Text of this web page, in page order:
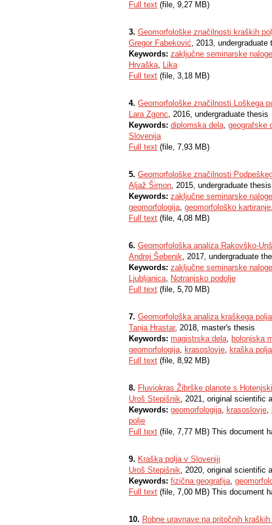
Full text (file, 9,27 MB)
3. Geomorfološke značilnosti kraških
Gregor Fabeković, 2013, undergraduate
Keywords: zaključne seminarske naloge
Hrvaška, Lika
Full text (file, 3,18 MB)
4. Geomorfološke značilnosti Loškega
Lara Zgonc, 2016, undergraduate thesis
Keywords: diplomska dela, geografske
Slovenija
Full text (file, 7,93 MB)
5. Geomorfološke značilnosti
Aljaž Šimon, 2015, undergraduate thesis
Keywords: zaključne seminarske naloge
geomorfologija, geomorfološko kartiranje
Full text (file, 4,08 MB)
6. Geomorfološka analiza Rakovško-
Andrej Šebenik, 2017, undergraduate
Keywords: zaključne seminarske naloge
Ljubljanica, Notranjsko podolje
Full text (file, 5,70 MB)
7. Geomorfološka analiza kraškega
Tanja Hrastar, 2018, master's thesis
Keywords: magistrska dela, bolonjska
geomorfologija, krasoslovje, kraška polja
Full text (file, 8,92 MB)
8. Fluviokras Žibrške planote s
Uroš Stepišnik, 2021, original scientific
Keywords: geomorfologija, krasoslovje,
polje
Full text (file, 7,77 MB) This document
9. Kraška polja v Sloveniji
Uroš Stepišnik, 2020, original scientific
Keywords: fizična geografija,
Full text (file, 7,00 MB) This document
10. Robne uravnave na pritočnih